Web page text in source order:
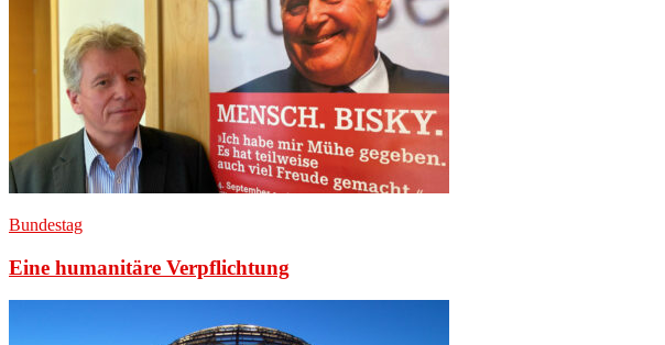
Bundestag
Eine humanitäre Verpflichtung